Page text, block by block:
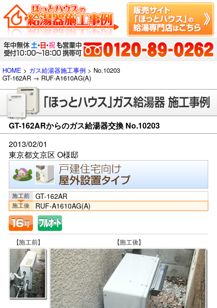
HOME > ガス給湯器施工事例 > No.10203
GT-162AR → RUF-A1610AG(A)
GT-162ARからのガス給湯器交換 No.10203
2013/02/01
東京都文京区 O様邸
GT-162AR
RUF-A1610AG(A)